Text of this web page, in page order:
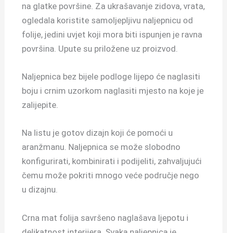
na glatke površine. Za ukrašavanje zidova, vrata,
ogledala koristite samoljepljivu naljepnicu od
folije, jedini uvjet koji mora biti ispunjen je ravna
površina. Upute su priložene uz proizvod.
Naljepnica bez bijele podloge lijepo će naglasiti
boju i crnim uzorkom naglasiti mjesto na koje je
zalijepite.
Na listu je gotov dizajn koji će pomoći u
aranžmanu. Naljepnica se može slobodno
konfigurirati, kombinirati i podijeliti, zahvaljujući
čemu može pokriti mnogo veće područje nego
u dizajnu.
Crna mat folija savršeno naglašava ljepotu i